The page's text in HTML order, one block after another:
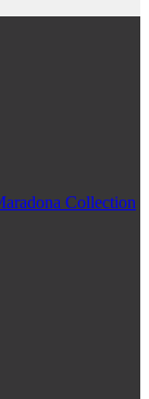
Collection